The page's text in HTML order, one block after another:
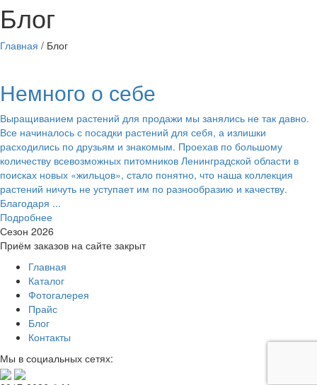
Блог
Главная / Блог
Немного о себе
Выращиванием растений для продажи мы занялись не так давно.
Все начиналось с посадки растений для себя, а излишки
расходились по друзьям и знакомым. Проехав по большому
количеству всевозможных питомников Ленинградской области в
поисках новых «жильцов», стало понятно, что наша коллекция
растений ничуть не уступает им по разнообразию и качеству.
Благодаря ...
Подробнее
Сезон 2026
Приём заказов на сайте закрыт
Главная
Каталог
Фотогалерея
Прайс
Блог
Контакты
Мы в социальных сетях: